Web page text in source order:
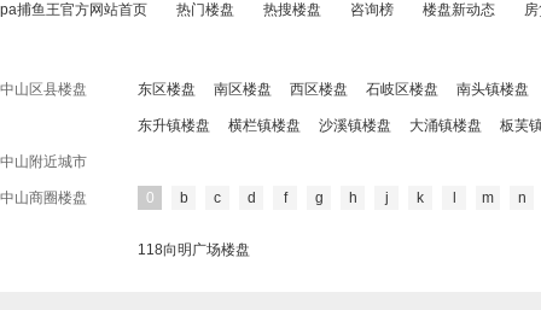
pa捕鱼王官方网站首页 热门楼盘 热搜楼盘 咨询榜 楼盘新动态
中山区县楼盘 东区楼盘 南区楼盘 西区楼盘 石岐区楼盘 南头镇楼盘
东升镇楼盘 横栏镇楼盘 沙溪镇楼盘 大涌镇楼盘 板芙
中山附近城市
中山商圈楼盘 0 b c d f g h j k m n
118向明广场楼盘